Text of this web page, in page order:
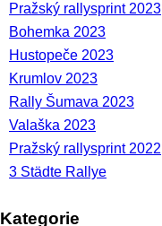
Pražský rallysprint 2023
Bohemka 2023
Hustopeče 2023
Krumlov 2023
Rally Šumava 2023
Valaška 2023
Pražský rallysprint 2022
3 Städte Rallye
Kategorie